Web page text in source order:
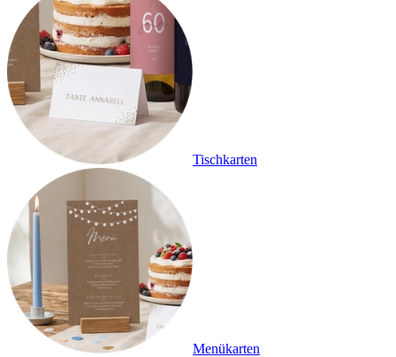
Tischkarten
Menükarten